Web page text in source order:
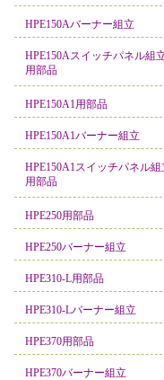
HPE150Aバーナー組立
HPE150Aスイッチパネル組
用部品
HPE150A1用部品
HPE150A1バーナー組立
HPE150A1スイッチパネル組
用部品
HPE250用部品
HPE250バーナー組立
HPE310-L用部品
HPE310-Lバーナー組立
HPE370用部品
HPE370バーナー組立